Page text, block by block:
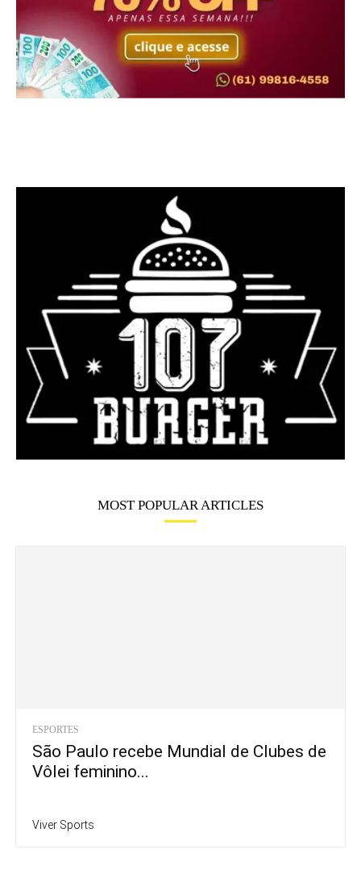
MOST POPULAR ARTICLES
ESPORTES
São Paulo recebe Mundial de Clubes de
Vôlei feminino...
Viver Sports